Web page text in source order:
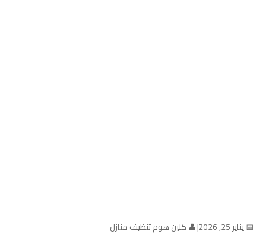
📅 يناير 25, 2026 |👤 كلين هوم تنظيف منازل